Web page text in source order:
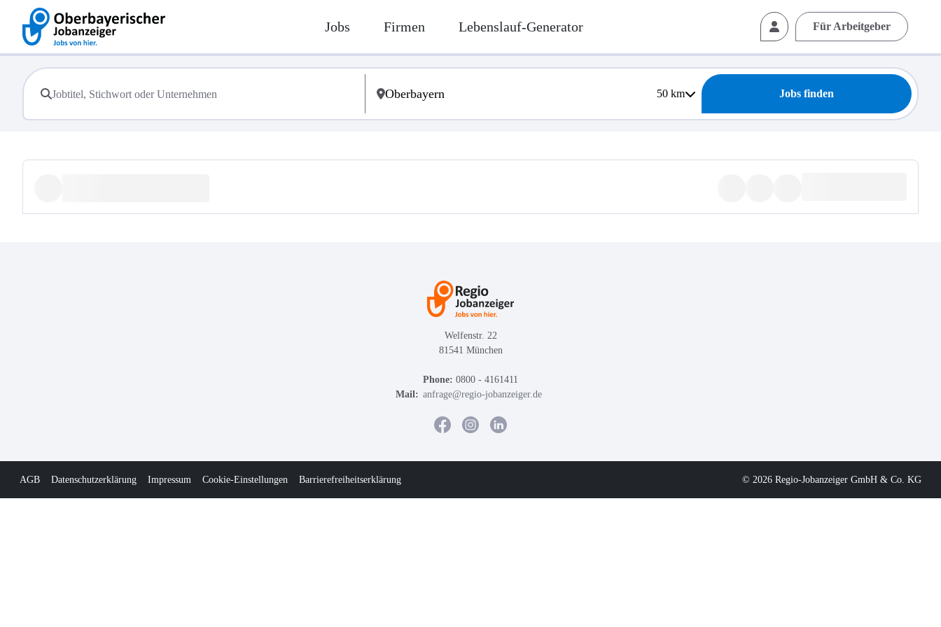
Jobs Firmen Lebenslauf-Generator Für Arbeitgeber
50km Jobs finden
Welfenstr. 22
81541 München
Phone: 0800 - 4161411
Mail: anfrage@regio-jobanzeiger.de
AGB Datenschutzerklärung Impressum Cookie-Einstellungen Barrierefreiheitserklärung © 2026 Regio-Jobanzeiger GmbH & Co. KG